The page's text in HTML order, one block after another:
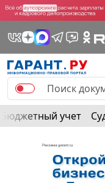
Бюджетный учет